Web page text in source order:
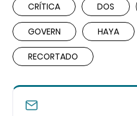
CRÍTICA DOS
GOVERN HAYA
RECORTADO